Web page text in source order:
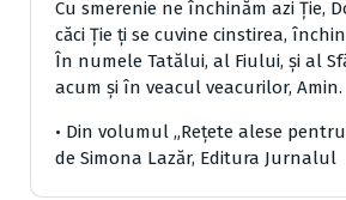
Cu smerenie ne închinăm azi Ţie,
căci Ţie ţi se cuvine cinstirea,
În numele Tatălui, al Fiului, şi al
acum şi în veacul veacurilor, Amin.
• Din volumul „Reţete alese pentru
de Simona Lazăr, Editura Jurnalul